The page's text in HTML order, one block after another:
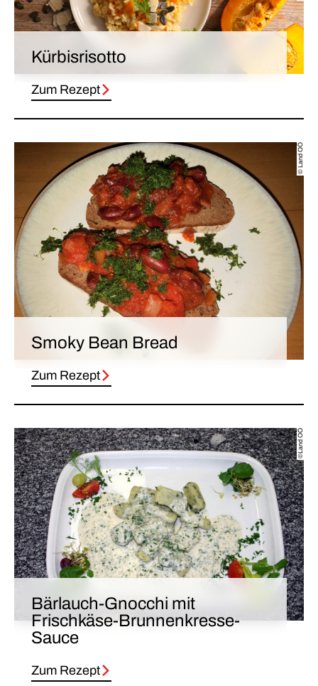
Kürbisrisotto
Zum Rezept
© Land OÖ
Smoky Bean Bread
Zum Rezept
©Land OÖ
Bärlauch-Gnocchi mit
Frischkäse-Brunnenkresse-
Sauce
Zum Rezept